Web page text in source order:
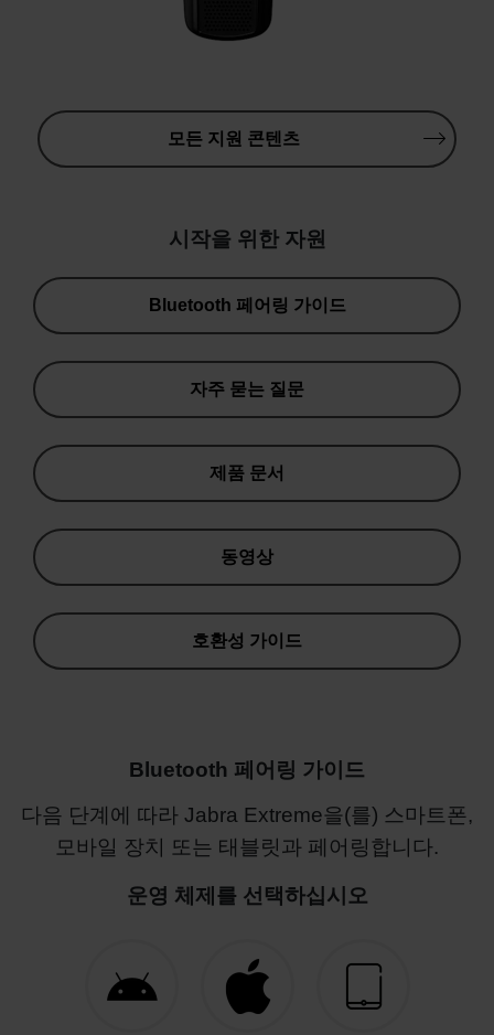
모든 지원 콘텐츠
시작을 위한 자원
Bluetooth 페어링 가이드
자주 묻는 질문
제품 문서
동영상
호환성 가이드
Bluetooth 페어링 가이드
다음 단계에 따라 Jabra Extreme을(를) 스마트폰,
모바일 장치 또는 태블릿과 페어링합니다.
운영 체제를 선택하십시오